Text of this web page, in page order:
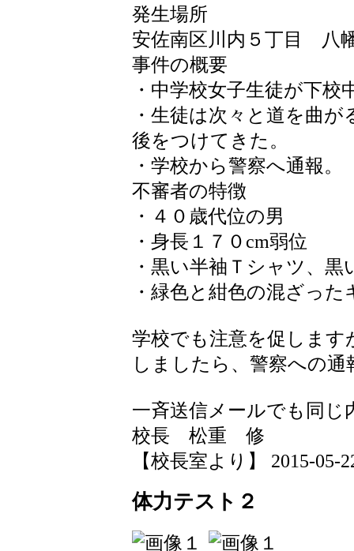
発生場所
安佐南区川内５丁目 八
事件の概要
・中学校女子生徒が下
・生徒は次々と道を曲
後をつけてきた。
・学校から警察へ通報。
不審者の特徴
・４０歳代位の男
・身長１７０cm弱位
・黒い半袖Ｔシャツ、黒
・緑色と紺色の混ざっ
学校でも注意を促しま
しましたら、警察への
一斉送信メールでも同じ
校長 松重 修
【校長室より】 2015-05-
体力テスト２